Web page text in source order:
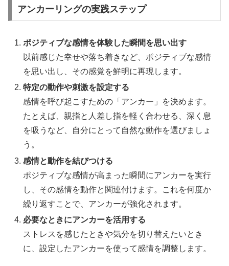
アンカーリングの実践ステップ
ポジティブな感情を体験した瞬間を思い出す
以前感じた幸せや落ち着きなど、ポジティブな感情
を思い出し、その感覚を鮮明に再現します。
特定の動作や刺激を設定する
感情を呼び起こすための「アンカー」を決めます。
たとえば、親指と人差し指を軽く合わせる、深く息
を吸うなど、自分にとって自然な動作を選びましょ
う。
感情と動作を結びつける
ポジティブな感情が高まった瞬間にアンカーを実行
し、その感情を動作と関連付けます。これを何度か
繰り返すことで、アンカーが強化されます。
必要なときにアンカーを活用する
ストレスを感じたときや気分を切り替えたいとき
に、設定したアンカーを使って感情を調整します。